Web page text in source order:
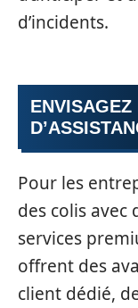
d’incidents.
ENVISAGEZ
Pour les
des colis avec
services
offrent des
client dédié,